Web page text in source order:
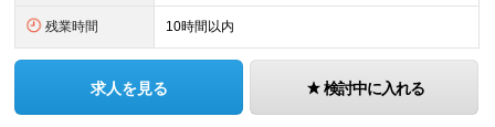
残業時間 10時間以内
求人を見る 検討中に入れる